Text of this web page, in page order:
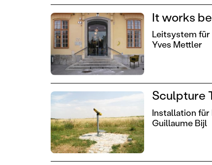
It works
Leitsystem
Yves Mettler
Sculpture
Installation
Guillaume Bijl